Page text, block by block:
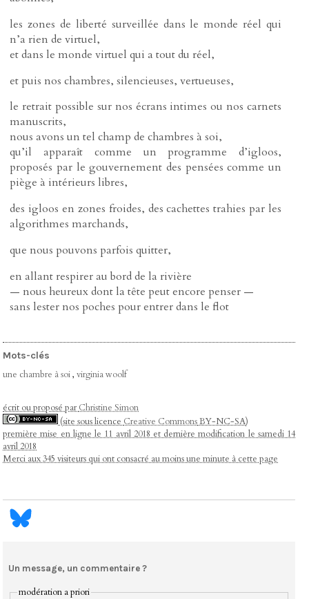
les zones de liberté surveillée dans le monde réel qui
n’a rien de virtuel,
et dans le monde virtuel qui a tout du réel,
et puis nos chambres, silencieuses, vertueuses,
le retrait possible sur nos écrans intimes ou nos carnets
manuscrits,
nous avons un tel champ de chambres à soi,
qu’il apparaît comme un programme d’igloos,
proposés par le gouvernement des pensées comme un
piège à intérieurs libres,
des igloos en zones froides, des cachettes trahies par les
algorithmes marchands,
que nous pouvons parfois quitter,
en allant respirer au bord de la rivière
— nous heureux dont la tête peut encore penser —
sans lester nos poches pour entrer dans le flot
Mots-clés
une chambre à soi,virginia woolf
écrit ou proposé parChristine Simon
(site sous licence Creative CommonsBY-NC-SA)
première mise en ligne le 11 avril 2018 et dernière modification le samedi 14
avril 2018
Merci aux 345 visiteurs qui ont consacré au moins une minute à cette page
Un message, un commentaire ?
modération a priori